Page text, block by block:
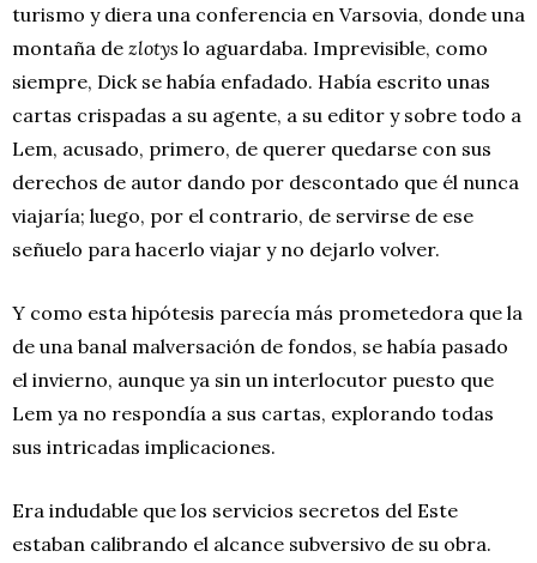
turismo y diera una conferencia en Varsovia, donde una
montaña de zlotys lo aguardaba. Imprevisible, como
siempre, Dick se había enfadado. Había escrito unas
cartas crispadas a su agente, a su editor y sobre todo a
Lem, acusado, primero, de querer quedarse con sus
derechos de autor dando por descontado que él nunca
viajaría; luego, por el contrario, de servirse de ese
señuelo para hacerlo viajar y no dejarlo volver.
Y como esta hipótesis parecía más prometedora que la
de una banal malversación de fondos, se había pasado
el invierno, aunque ya sin un interlocutor puesto que
Lem ya no respondía a sus cartas, explorando todas
sus intricadas implicaciones.
Era indudable que los servicios secretos del Este
estaban calibrando el alcance subversivo de su obra.